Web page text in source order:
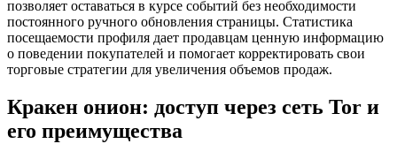
позволяет оставаться в курсе событий без необходимости
постоянного ручного обновления страницы. Статистика
посещаемости профиля дает продавцам ценную информацию
о поведении покупателей и помогает корректировать свои
торговые стратегии для увеличения объемов продаж.
Кракен онион: доступ через сеть Tor и
его преимущества